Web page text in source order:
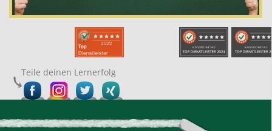
Teile deinen Lernerfolg